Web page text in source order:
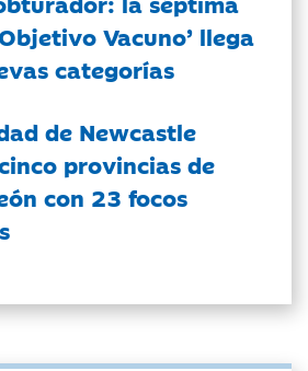
Vacuno’ llega
categorías
de Newcastle
provincias de
con 23 focos